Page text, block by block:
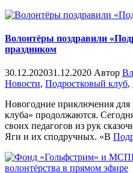
Волонтёры поздравили
праздником
30.12.202031.12.2020 Автор
Новости, Подростковый клуб,
Новогодние приключения для
клуба» продолжаются.
своих педагогов из рук
Яги и их сподручных. «В